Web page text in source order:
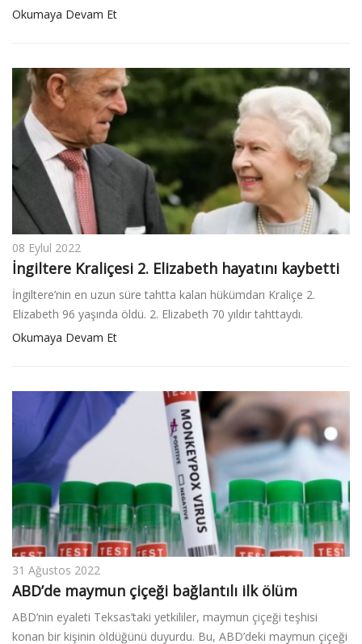
Okumaya Devam Et
08 Eylul 2022
İngiltere Kraliçesi 2. Elizabeth hayatını kaybetti
İngiltere’nin en uzun süre tahtta kalan hükümdarı Kraliçe 2.
Elizabeth 96 yaşında öldü. 2. Elizabeth 70 yıldır tahttaydı.
Okumaya Devam Et
31 Ağustos 2022
ABD’de maymun çiçeği bağlantılı ilk ölüm
ABD’nin eyaleti Teksas’taki yetkililer, maymun çiçeği teşhisi
konan bir kişinin öldüğünü duyurdu. Bu, ABD’deki maymun çiçeği